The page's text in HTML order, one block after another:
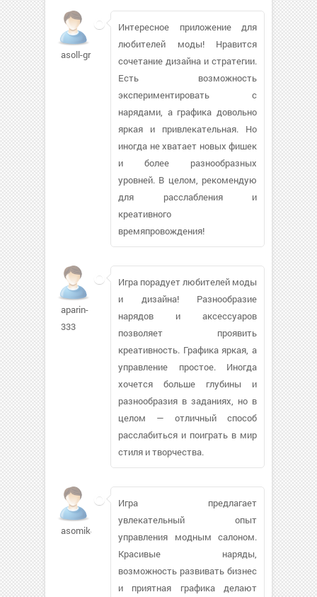
asoll-gr
Интересное приложение для
любителей моды! Нравится
сочетание дизайна и стратегии.
Есть возможность
экспериментировать с
нарядами, а графика довольно
яркая и привлекательная. Но
иногда не хватает новых фишек
и более разнообразных
уровней. В целом, рекомендую
для расслабления и
креативного
времяпровождения!
aparin-
333
Игра порадует любителей моды
и дизайна! Разнообразие
нарядов и аксессуаров
позволяет проявить
креативность. Графика яркая, а
управление простое. Иногда
хочется больше глубины и
разнообразия в заданиях, но в
целом — отличный способ
расслабиться и поиграть в мир
стиля и творчества.
asomik439
Игра предлагает
увлекательный опыт
управления модным салоном.
Красивые наряды,
возможность развивать бизнес
и приятная графика делают